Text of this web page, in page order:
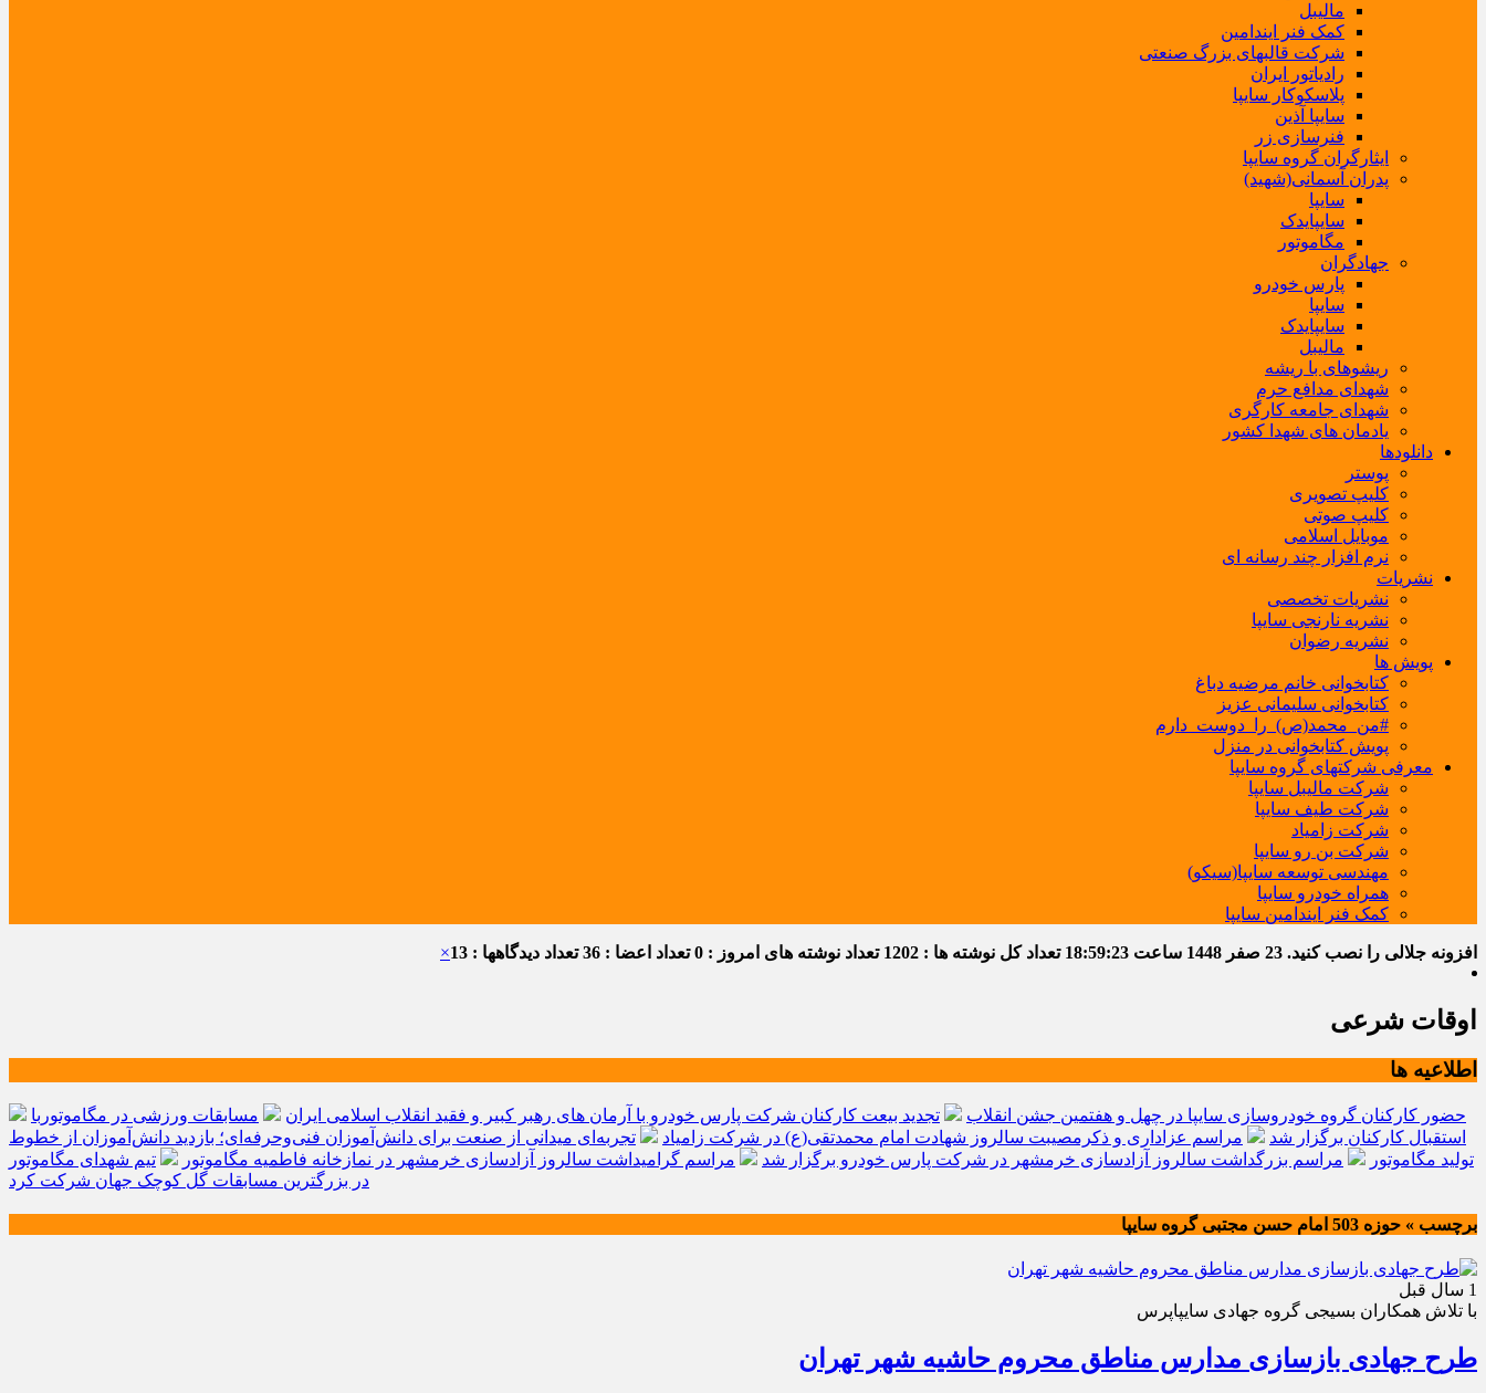
مالیبل
کمک فنر ایندامین
شرکت قالبهای بزرگ صنعتی
رادیاتور ایران
پلاسکوکار سایپا
سایپا آذین
فنرسازی زر
ایثارگران گروه سایپا
پدران آسمانی(شهید)
سایپا
سایپایدک
مگاموتور
جهادگران
پارس خودرو
سایپا
سایپایدک
مالیبل
ریشوهای با ریشه
شهدای مدافع حرم
شهدای جامعه کارگری
یادمان های شهدا کشور
دانلودها
پوستر
کلیپ تصویری
کلیپ صوتی
موبایل اسلامی
نرم افزار چند رسانه ای
نشریات
نشریات تخصصی
نشریه نارنجی سایپا
نشریه رضوان
پویش ها
کتابخوانی خانم مرضیه دباغ
کتابخوانی سلیمانی عزیز
#من_محمد(ص)_را_دوست_دارم
پویش کتابخوانی در منزل
معرفی شرکتهای گروه سایپا
شرکت مالیبل سایپا
شرکت طیف سایپا
شرکت زامیاد
شرکت بن رو سایپا
مهندسی توسعه سایپا(سیکو)
همراه خودرو سایپا
کمک فنر ایندامین سایپا
افزونه جلالی را نصب کنید. 23 صفر 1448 ساعت 18:59:24 تعداد کل نوشته ها : 1202 تعداد نوشته های امروز : 0 تعداد اعضا : 36 تعداد دیدگاهها : 13 ×
اوقات شرعی
اطلاعیه ها
حضور کارکنان گروه خودروسازی سایپا در چهل و هفتمین جشن انقلاب تجدید بیعت کارکنان شرکت پارس خودرو با آرمان های رهبر کبیر و فقید انقلاب اسلامی ایران
مسابقات ورزشی در مگاموتوربا
استقبال کارکنان برگزار شد
مراسم عزاداری و ذکرمصیبت سالروز شهادت امام محمدتقی(ع) در شرکت زامیاد
تجربه‌ای میدانی از صنعت برای دانش‌آموزان فنی‌وحرفه‌ای؛ بازدید دانش‌آموزان از خطوط
تولید مگاموتور
مراسم بزرگداشت سالروز آزادسازی خرمشهر در شرکت پارس خودرو برگزار شد مراسم گرامیداشت سالروز آزادسازی خرمشهر در نمازخانه فاطمیه مگاموتور
تیم شهدای مگاموتور
در بزرگترین مسابقات گل کوچک جهان شرکت کرد
برچسب » حوزه 503 امام حسن مجتبی گروه سایپا
1 سال قبل
با تلاش همکاران بسیجی گروه جهادی سایپاپرس
طرح جهادی بازسازی مدارس مناطق محروم حاشیه شهر تهران